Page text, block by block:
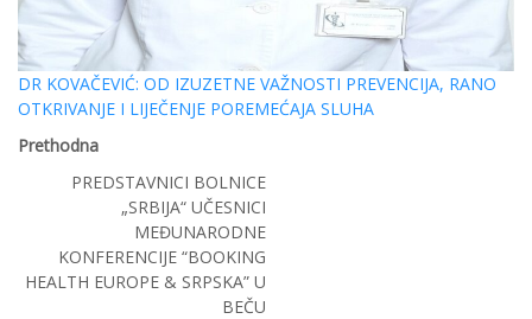
DR KOVAČEVIĆ: OD IZUZETNE VAŽNOSTI PREVENCIJA, RANO
OTKRIVANJE I LIJEČENJE POREMEĆAJA SLUHA
Prethodna
PREDSTAVNICI BOLNICE
„SRBIJA“ UČESNICI
MEĐUNARODNE
KONFERENCIJE “BOOKING
HEALTH EUROPE & SRPSKA” U
BEČU